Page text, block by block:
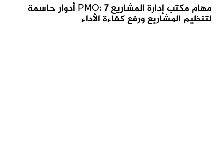
مهام مكتب إدارة المشاريع PMO: 7 أدوار حاسمة
لتنظيم المشاريع ورفع كفاءة الأداء